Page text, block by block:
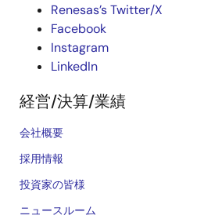
Renesas’s Twitter/X
Facebook
Instagram
LinkedIn
経営/決算/業績
会社概要
採用情報
投資家の皆様
ニュースルーム